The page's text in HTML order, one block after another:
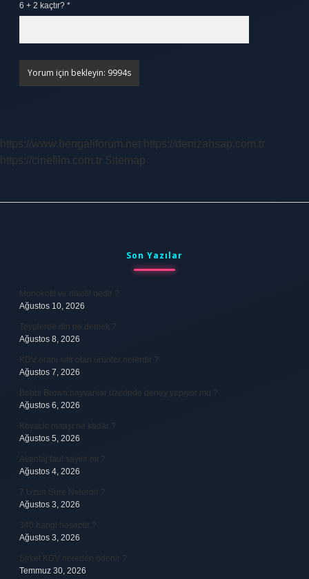
6 + 2 kaçtır? *
https://www.bengaliforum.net https://denizahsap.com.tr
https://cinefilm.com.tr Sitemap
Son Yazılar
Monokotil ve dikotil nedir ?
Ağustos 10, 2026
Teyplerde din ne demek ?
Ağustos 8, 2026
KDV oranı sıfır olan ürünler nelerdir ?
Ağustos 7, 2026
Bobbi Brown hayvanlar üzerinde deney yapıyor mu ?
Ağustos 6, 2026
Kovacic maaşı ne kadar ?
Ağustos 5, 2026
Avantaj faul sayılır mı ?
Ağustos 4, 2026
7 Uzun Sure Nelerdir ?
Ağustos 3, 2026
340 hangi hesaptır ?
Ağustos 3, 2026
Şirket KDV nereden ödenir ?
Temmuz 30, 2026